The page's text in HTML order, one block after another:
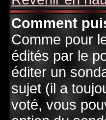
Comment
Comme pour
édités par le
éditer un
sujet (il a
voté, vous